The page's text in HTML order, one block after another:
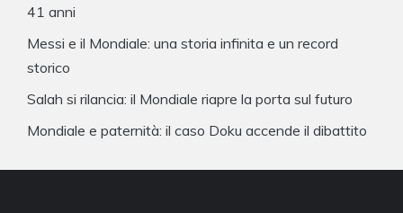
41 anni
Messi e il Mondiale: una storia infinita e un record
storico
Salah si rilancia: il Mondiale riapre la porta sul futuro
Mondiale e paternità: il caso Doku accende il dibattito